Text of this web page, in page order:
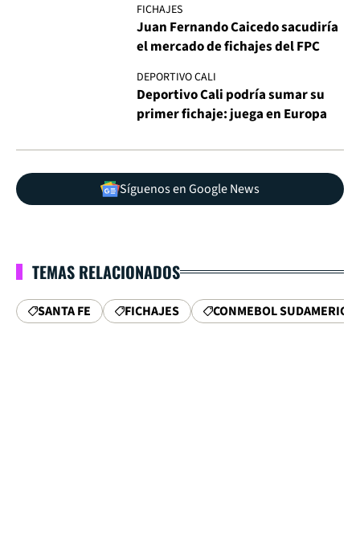
FICHAJES
Juan Fernando Caicedo sacudiría
el mercado de fichajes del FPC
DEPORTIVO CALI
Deportivo Cali podría sumar su
primer fichaje: juega en Europa
Síguenos en Google News
TEMAS RELACIONADOS
SANTA FE FICHAJES CONMEBOL